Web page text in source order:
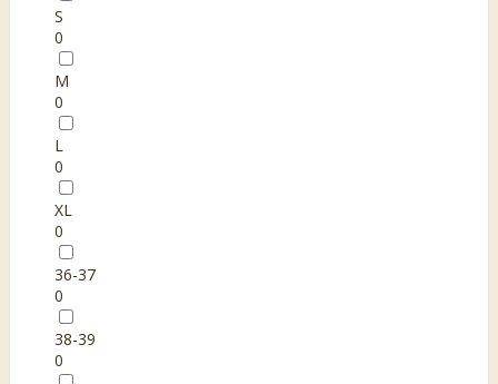
S
0
M
0
L
0
XL
0
36-37
0
38-39
0